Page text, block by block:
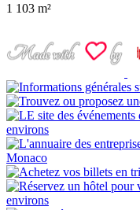
1 103 m²